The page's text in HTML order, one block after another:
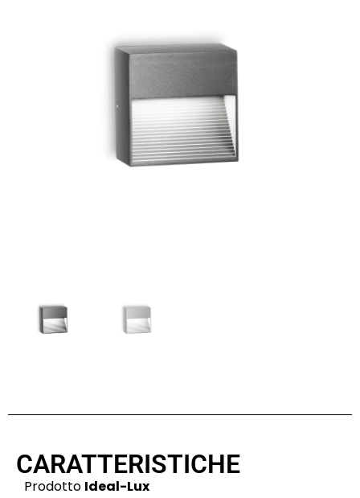
CARATTERISTICHE
Prodotto Ideal-Lux